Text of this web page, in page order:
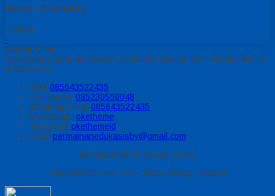
Recent Comments
Sidebar
-
Kontak Kami
Apabila ada yang ditanyakan, silahkan hubungi kami melalui kontak
di bawah ini.
SMS 085643522435
Call Center 085230550048
Whatsapp Icha 085643522435
Messenger oketheme
Telegrram okethemeid
Email permainanedukasisby@gmail.com
Buka jam 08.00 s/d jam 21.00
Ruko ABCDE No. 123 - Tanah Abang, Jakarta